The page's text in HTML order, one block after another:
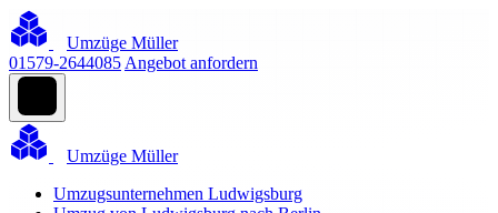
Umzüge Müller
01579-2644085 Angebot anfordern
Umzüge Müller
Umzugsunternehmen Ludwigsburg